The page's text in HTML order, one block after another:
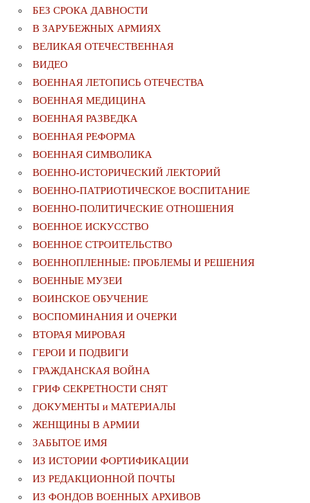
БЕЗ СРОКА ДАВНОСТИ
В ЗАРУБЕЖНЫХ АРМИЯХ
ВЕЛИКАЯ ОТЕЧЕСТВЕННАЯ
ВИДЕО
ВОЕННАЯ ЛЕТОПИСЬ ОТЕЧЕСТВА
ВОЕННАЯ МЕДИЦИНА
ВОЕННАЯ РАЗВЕДКА
ВОЕННАЯ РЕФОРМА
ВОЕННАЯ СИМВОЛИКА
ВОЕННО-ИСТОРИЧЕСКИЙ ЛЕКТОРИЙ
ВОЕННО-ПАТРИОТИЧЕСКОЕ ВОСПИТАНИЕ
ВОЕННО-ПОЛИТИЧЕСКИE ОТНОШЕНИЯ
ВОЕННОЕ ИСКУССТВО
ВОЕННОЕ СТРОИТЕЛЬСТВО
ВОЕННОПЛЕННЫЕ: ПРОБЛЕМЫ И РЕШЕНИЯ
ВОЕННЫЕ МУЗЕИ
ВОИНСКОЕ ОБУЧЕНИЕ
ВОСПОМИНАНИЯ И ОЧЕРКИ
ВТОРАЯ МИРОВАЯ
ГЕРОИ И ПОДВИГИ
ГРАЖДАНСКАЯ ВОЙНА
ГРИФ СЕКРЕТНОСТИ СНЯТ
ДОКУМЕНТЫ и МАТЕРИАЛЫ
ЖЕНЩИНЫ В АРМИИ
ЗАБЫТОЕ ИМЯ
ИЗ ИСТОРИИ ФОРТИФИКАЦИИ
ИЗ РЕДАКЦИОННОЙ ПОЧТЫ
ИЗ ФОНДОВ ВОЕННЫХ АРХИВОВ